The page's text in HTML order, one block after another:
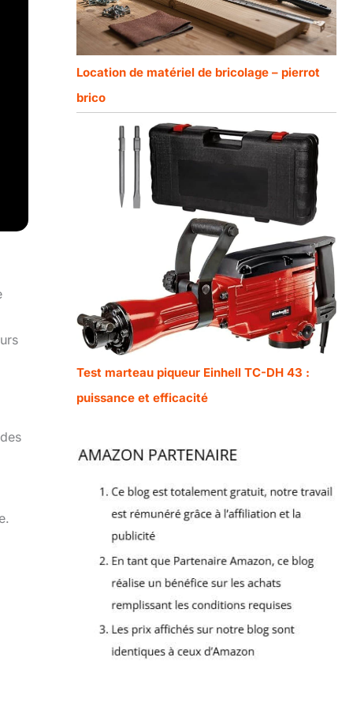
Location de matériel de bricolage – pierrot
brico
Test marteau piqueur Einhell TC-DH 43 :
puissance et efficacité